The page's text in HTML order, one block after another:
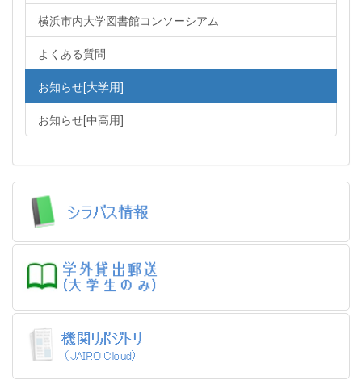
横浜市内大学図書館コンソーシアム
よくある質問
お知らせ[大学用]
お知らせ[中高用]